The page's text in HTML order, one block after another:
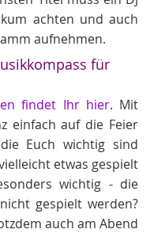
achten und auch
aufnehmen.
für
findet Ihr hier. Mit
einfach auf die Feier
Euch wichtig sind
etwas gespielt
wichtig - die
gespielt werden?
auch am Abend